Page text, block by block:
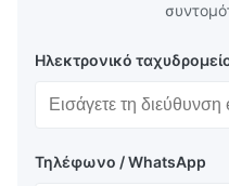
Ηλεκτρονικό
Τηλέφωνο / WhatsApp